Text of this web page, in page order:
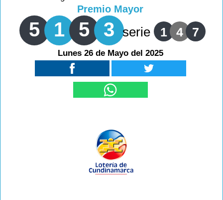
Premio Mayor
5 1 5 3 serie 1 4 7
Lunes 26 de Mayo del 2025